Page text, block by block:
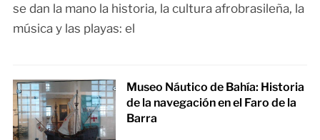
se dan la mano la historia, la cultura afrobrasileña, la
música y las playas: el
Museo Náutico de Bahía: Historia
de la navegación en el Faro de la
Barra